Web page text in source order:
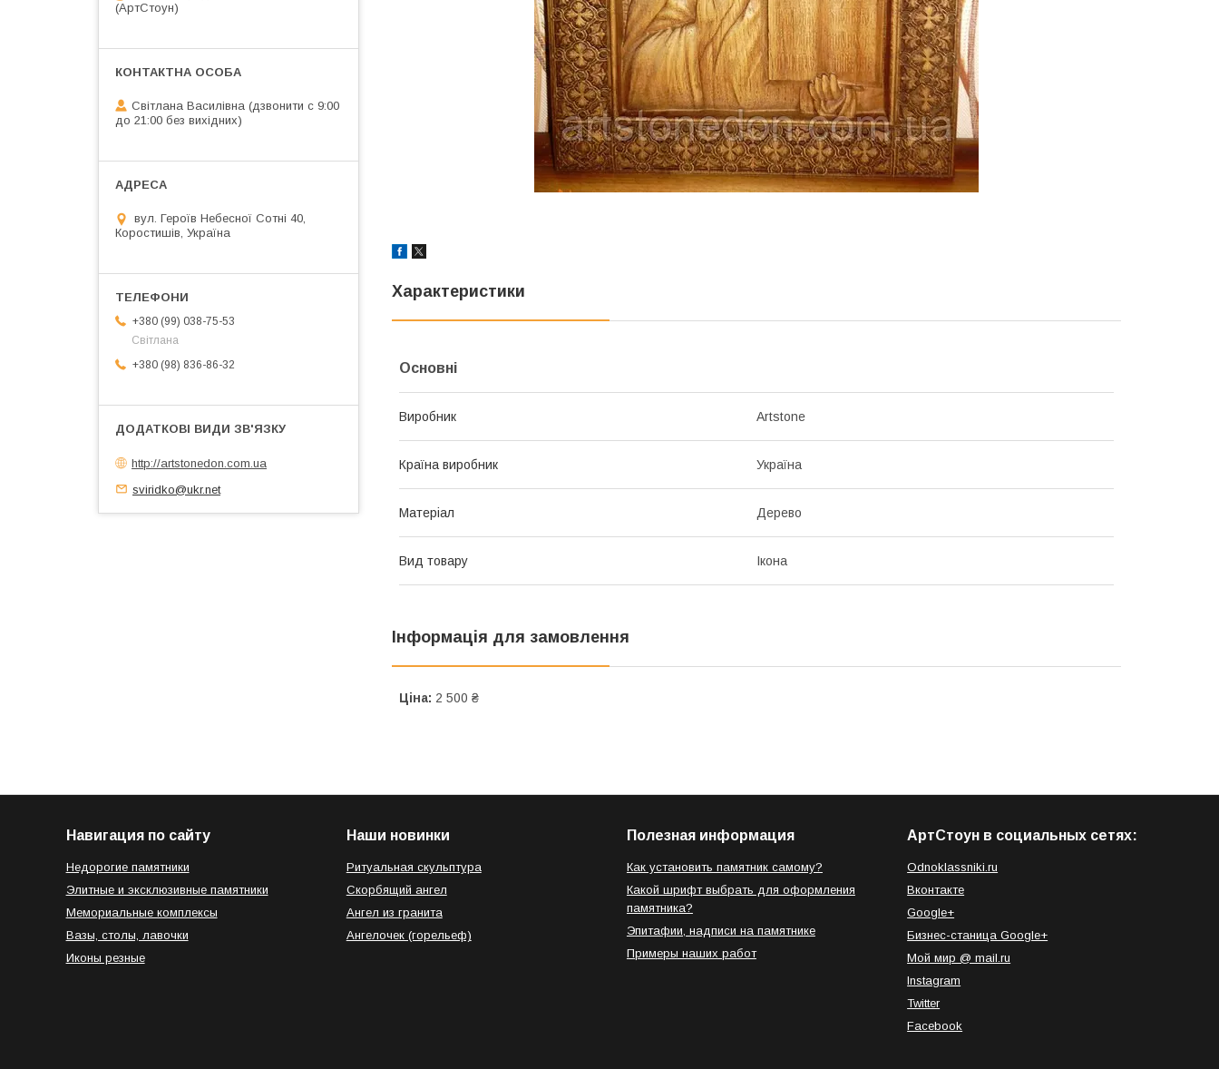
Характеристики
Основні
Виробник Artstone
Країна виробник Україна
Матеріал Дерево
Вид товару Ікона
Інформація для замовлення
Ціна: 2 500 ₴
(АртСтоун)
Світлана Василівна (дзвонити с 9:00
до 21:00 без вихідних)
вул. Героїв Небесної Сотні 40,
Коростишів, Україна
+380 (99) 038-75-53
Світлана
+380 (98) 836-86-32
http://artstonedon.com.ua
sviridko@ukr.net
Навигация по сайту
Недорогие памятники
Элитные и эксклюзивные памятники
Мемориальные комплексы
Вазы, столы, лавочки
Иконы резные
Наши новинки
Ритуальная скульптура
Скорбящий ангел
Ангел из гранита
Ангелочек (горельеф)
Полезная информация
Как установить памятник самому?
Какой шрифт выбрать для оформления
памятника?
Эпитафии, надписи на памятнике
Примеры наших работ
АртСтоун в социальных сетях:
Odnoklassniki.ru
Вконтакте
Google+
Бизнес-станица Google+
Мой мир @ mail.ru
Instagram
Twitter
Facebook